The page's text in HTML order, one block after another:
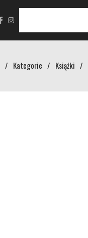
/ Kategorie / Książki /